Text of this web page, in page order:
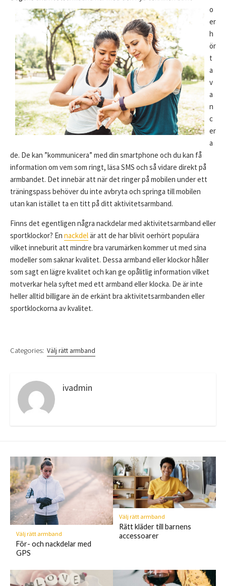
o
er
h
ör
t
a
v
a
n
c
er
a
de. De kan ”kommunicera” med din smartphone och du kan få
information om vem som ringt, läsa SMS och så vidare direkt på
armbandet. Det innebär att när det ringer på mobilen under ett
träningspass behöver du inte avbryta och springa till mobilen
utan kan istället ta en titt på ditt aktivitetsarmband.
Finns det egentligen några nackdelar med aktivitetsarmband eller
sportklockor? En nackdelär att de har blivit oerhört populära
vilket inneburit att mindre bra varumärken kommer ut med sina
modeller som saknar kvalitet. Dessa armband eller klockor håller
som sagt en lägre kvalitet och kan ge opålitlig information vilket
motverkar hela syftet med ett armband eller klocka. De är inte
heller alltid billigare än de erkänt bra aktivitetsarmbanden eller
sportklockorna av kvalitet.
Categories: Välj rätt armband
ivadmin
Välj rätt armband
För- och nackdelar med
GPS
Välj rätt armband
Rätt kläder till barnens
accessoarer